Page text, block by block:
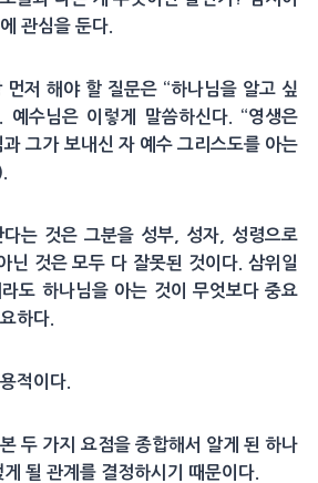
관심을 둔다.
먼저 해야 할 질문은 “하나님을 알고 싶
예수님은 이렇게 말씀하신다. “영생은
그가 보내신 자 예수 그리스도를 아는
는 것은 그분을 성부, 성자, 성령으로
닌 것은 모두 다 잘못된 것이다. 삼위일
도 하나님을 아는 것이 무엇보다 중요
하다.
적이다.
두 가지 요점을 종합해서 알게 된 하나
될 관계를 결정하시기 때문이다.